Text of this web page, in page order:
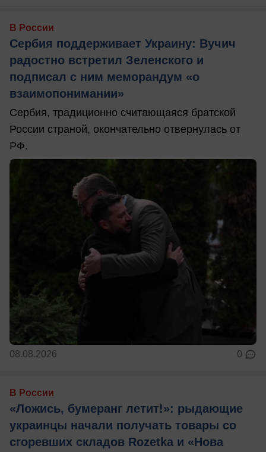
В России
Сербия поддерживает Украину: Вучич
радостно встретил Зеленского и
подписал с ним меморандум «о
взаимопонимании»
Сербия, традиционно считающаяся братской
России страной, окончательно отвернулась от
РФ.
08.08.2026 0
В России
«Ложись, бумеранг летит!»: рыдающие
украинцы начали получать товары со
сгоревших складов Rozetka и «Нова